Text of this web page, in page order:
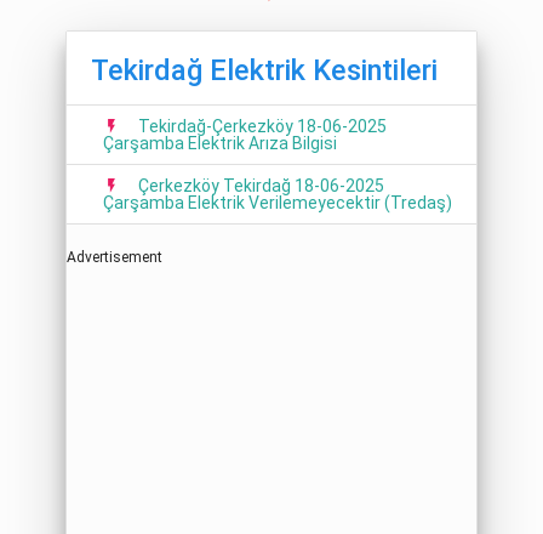
Tekirdağ Elektrik Kesintileri
Tekirdağ-Çerkezköy 18-06-2025
Çarşamba Elektrik Arıza Bilgisi
Çerkezköy Tekirdağ 18-06-2025
Çarşamba Elektrik Verilemeyecektir (Tredaş)
Advertisement